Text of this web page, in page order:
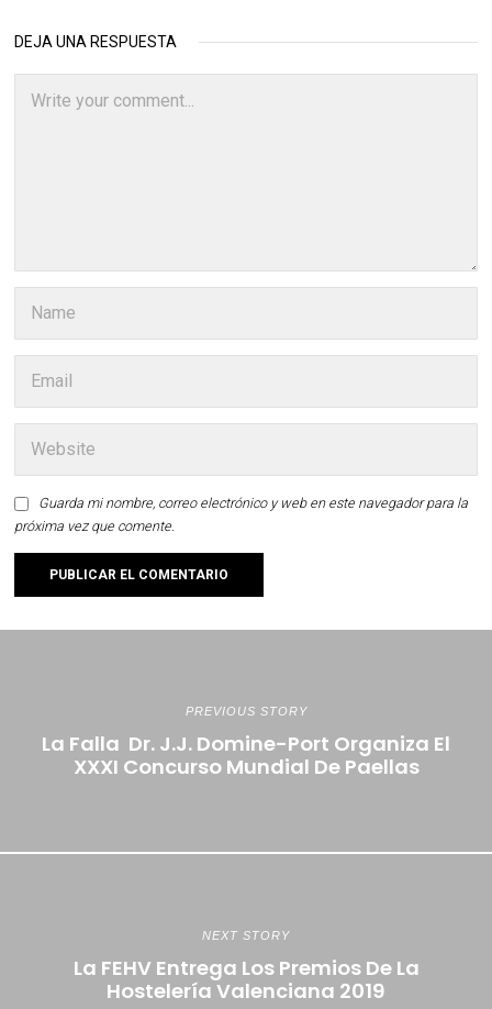
DEJA UNA RESPUESTA
Guarda mi nombre, correo electrónico y web en este navegador para la
próxima vez que comente.
PREVIOUS STORY
La Falla Dr. J.J. Domine-Port Organiza El
XXXI Concurso Mundial De Paellas
NEXT STORY
La FEHV Entrega Los Premios De La
Hostelería Valenciana 2019